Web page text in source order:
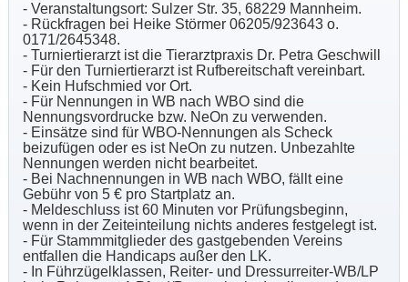
- Veranstaltungsort: Sulzer Str. 35, 68229 Mannheim.
- Rückfragen bei Heike Störmer 06205/923643 o.
0171/2645348.
- Turniertierarzt ist die Tierarztpraxis Dr. Petra Geschwill
- Für den Turniertierarzt ist Rufbereitschaft vereinbart.
- Kein Hufschmied vor Ort.
- Für Nennungen in WB nach WBO sind die
Nennungsvordrucke bzw. NeOn zu verwenden.
- Einsätze sind für WBO-Nennungen als Scheck
beizufügen oder es ist NeOn zu nutzen. Unbezahlte
Nennungen werden nicht bearbeitet.
- Bei Nachnennungen in WB nach WBO, fällt eine
Gebühr von 5 € pro Startplatz an.
- Meldeschluss ist 60 Minuten vor Prüfungsbeginn,
wenn in der Zeiteinteilung nichts anderes festgelegt ist.
- Für Stammmitglieder des gastgebenden Vereins
entfallen die Handicaps außer den LK.
- In Führzügelklassen, Reiter- und Dressurreiter-WB/LP